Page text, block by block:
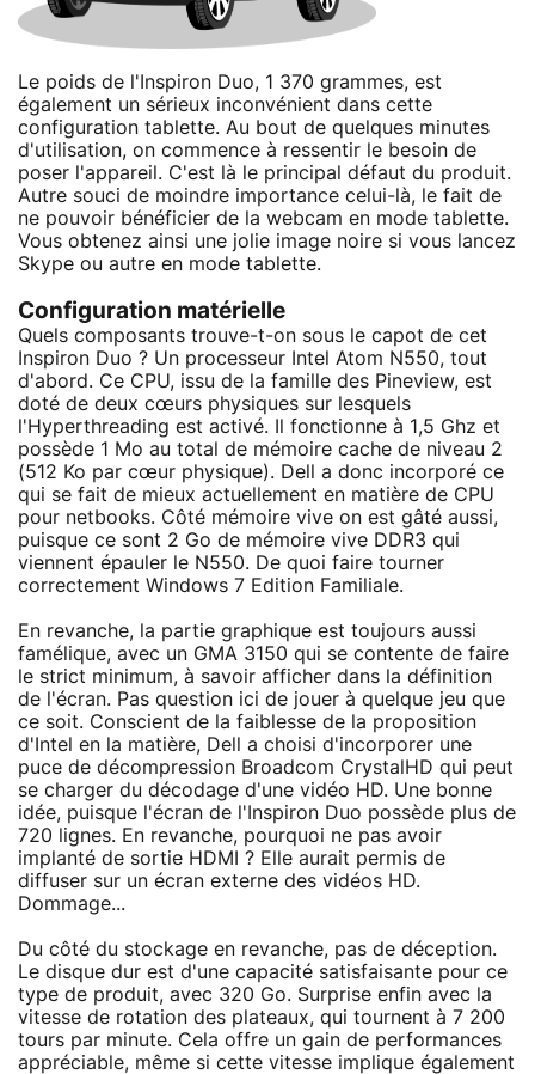
Le poids de l'Inspiron Duo, 1 370 grammes, est
également un sérieux inconvénient dans cette
configuration tablette. Au bout de quelques minutes
d'utilisation, on commence à ressentir le besoin de
poser l'appareil. C'est là le principal défaut du produit.
Autre souci de moindre importance celui-là, le fait de
ne pouvoir bénéficier de la webcam en mode tablette.
Vous obtenez ainsi une jolie image noire si vous lancez
Skype ou autre en mode tablette.
Configuration matérielle
Quels composants trouve-t-on sous le capot de cet
Inspiron Duo ? Un processeur Intel Atom N550, tout
d'abord. Ce CPU, issu de la famille des Pineview, est
doté de deux cœurs physiques sur lesquels
l'Hyperthreading est activé. Il fonctionne à 1,5 Ghz et
possède 1 Mo au total de mémoire cache de niveau 2
(512 Ko par cœur physique). Dell a donc incorporé ce
qui se fait de mieux actuellement en matière de CPU
pour netbooks. Côté mémoire vive on est gâté aussi,
puisque ce sont 2 Go de mémoire vive DDR3 qui
viennent épauler le N550. De quoi faire tourner
correctement Windows 7 Edition Familiale.
En revanche, la partie graphique est toujours aussi
famélique, avec un GMA 3150 qui se contente de faire
le strict minimum, à savoir afficher dans la définition
de l'écran. Pas question ici de jouer à quelque jeu que
ce soit. Conscient de la faiblesse de la proposition
d'Intel en la matière, Dell a choisi d'incorporer une
puce de décompression Broadcom CrystalHD qui peut
se charger du décodage d'une vidéo HD. Une bonne
idée, puisque l'écran de l'Inspiron Duo possède plus de
720 lignes. En revanche, pourquoi ne pas avoir
implanté de sortie HDMI ? Elle aurait permis de
diffuser sur un écran externe des vidéos HD.
Dommage...
Du côté du stockage en revanche, pas de déception.
Le disque dur est d'une capacité satisfaisante pour ce
type de produit, avec 320 Go. Surprise enfin avec la
vitesse de rotation des plateaux, qui tournent à 7 200
tours par minute. Cela offre un gain de performances
appréciable, même si cette vitesse implique également